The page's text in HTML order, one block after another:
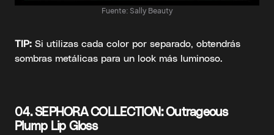
Fuente: Sally Beauty
TIP: Si utilizas cada color por separado, obtendrás
sombras metálicas para un look más luminoso.
04.SEPHORA COLLECTION: Outrageous
Plump Lip Gloss